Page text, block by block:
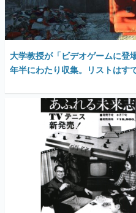
大学教授が「ビデオゲームに登
年半にわたり収集。リストはす